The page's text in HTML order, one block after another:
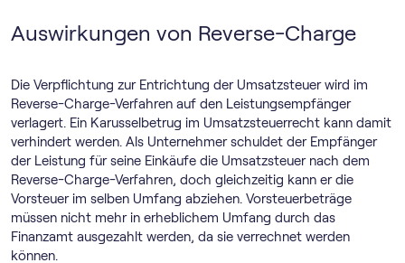
Auswirkungen von Reverse-Charge
Die Verpflichtung zur Entrichtung der Umsatzsteuer wird im
Reverse-Charge-Verfahren auf den Leistungsempfänger
verlagert. Ein Karusselbetrug im Umsatzsteuerrecht kann damit
verhindert werden. Als Unternehmer schuldet der Empfänger
der Leistung für seine Einkäufe die Umsatzsteuer nach dem
Reverse-Charge-Verfahren, doch gleichzeitig kann er die
Vorsteuer im selben Umfang abziehen. Vorsteuerbeträge
müssen nicht mehr in erheblichem Umfang durch das
Finanzamt ausgezahlt werden, da sie verrechnet werden
können.